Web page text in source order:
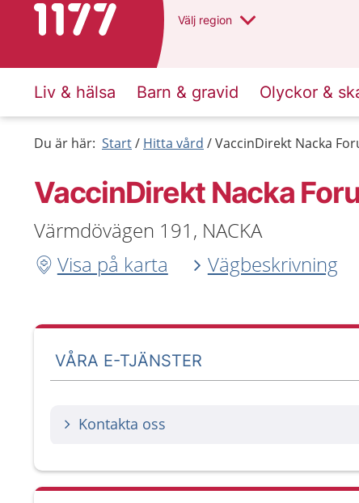
Till startsidan för 1177 Välj region
Liv & hälsa Barn & gravid Olyckor &
Du är här: Start Hitta vård VaccinDirekt Nacka
VaccinDirekt Nacka
Värmdövägen 191, NACKA
Visa på karta
Vägbeskrivning
VÅRA E-TJÄNSTER
Kontakta oss